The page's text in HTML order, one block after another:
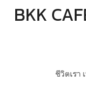
BKK
ชีวิตเรา